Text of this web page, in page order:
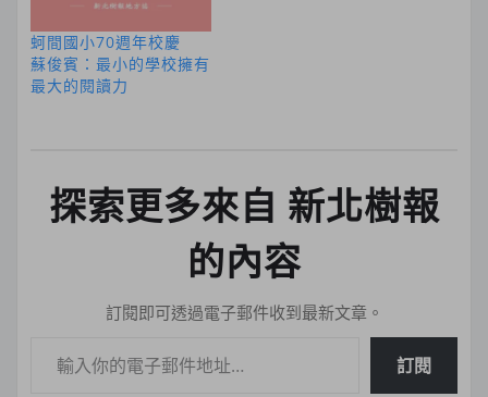
蚵間國小70週年校慶
蘇俊賓：最小的學校擁有
最大的閱讀力
探索更多來自 新北樹報
的內容
訂閱即可透過電子郵件收到最新文章。
訂閱